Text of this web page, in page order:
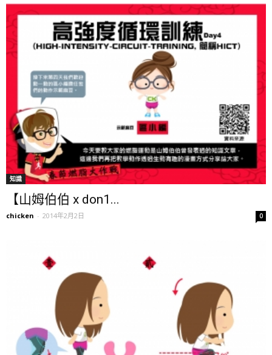
知識
【山姆伯伯 x don1...
chicken - 2014年2月2日 0